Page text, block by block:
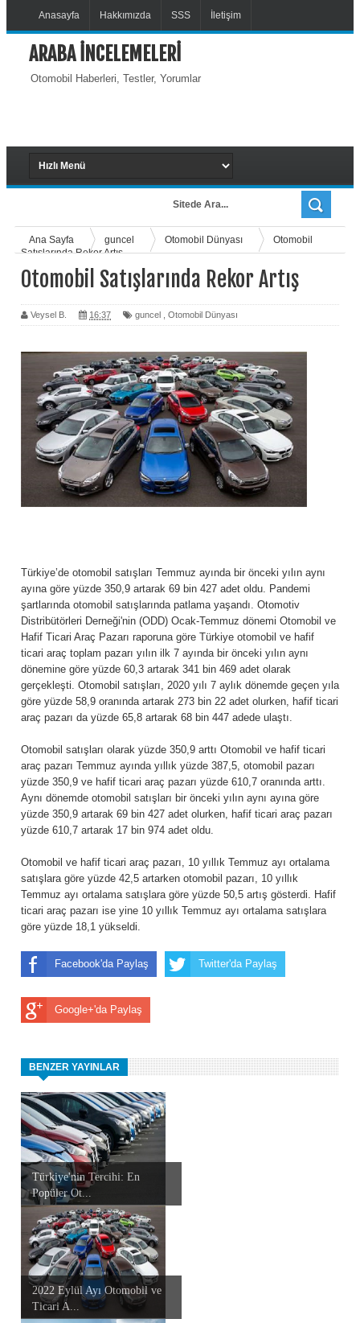
Anasayfa Hakkımızda SSS İletişim
ARABA İNCELEMELERİ
Otomobil Haberleri, Testler, Yorumlar
Ana Sayfa guncel Otomobil Dünyası
Otomobil
Satışlarında Rekor Artış
Otomobil Satışlarında Rekor Artış
Veysel B. 16:37 guncel Otomobil Dünyası
Türkiye’de otomobil satışları Temmuz ayında bir önceki yılın aynı
ayına göre yüzde 350,9 artarak 69 bin 427 adet oldu. Pandemi
şartlarında otomobil satışlarında patlama yaşandı. Otomotiv
Distribütörleri Derneği'nin (ODD) Ocak-Temmuz dönemi Otomobil ve
Hafif Ticari Araç Pazarı raporuna göre Türkiye otomobil ve hafif
ticari araç toplam pazarı yılın ilk 7 ayında bir önceki yılın aynı
dönemine göre yüzde 60,3 artarak 341 bin 469 adet olarak
gerçekleşti. Otomobil satışları, 2020 yılı 7 aylık dönemde geçen yıla
göre yüzde 58,9 oranında artarak 273 bin 22 adet olurken, hafif ticari
araç pazarı da yüzde 65,8 artarak 68 bin 447 adede ulaştı.
Otomobil satışları olarak yüzde 350,9 arttı Otomobil ve hafif ticari
araç pazarı Temmuz ayında yıllık yüzde 387,5, otomobil pazarı
yüzde 350,9 ve hafif ticari araç pazarı yüzde 610,7 oranında arttı.
Aynı dönemde otomobil satışları bir önceki yılın aynı ayına göre
yüzde 350,9 artarak 69 bin 427 adet olurken, hafif ticari araç pazarı
yüzde 610,7 artarak 17 bin 974 adet oldu.
Otomobil ve hafif ticari araç pazarı, 10 yıllık Temmuz ayı ortalama
satışlara göre yüzde 42,5 artarken otomobil pazarı, 10 yıllık
Temmuz ayı ortalama satışlara göre yüzde 50,5 artış gösterdi. Hafif
ticari araç pazarı ise yine 10 yıllık Temmuz ayı ortalama satışlara
göre yüzde 18,1 yükseldi.
Facebook'da Paylaş Twitter'da Paylaş
Google+'da Paylaş
BENZER YAYINLAR
Türkiye'nin Tercihi: En
Popüler Ot...
2022 Eylül Ayı Otomobil ve
Ticari A...